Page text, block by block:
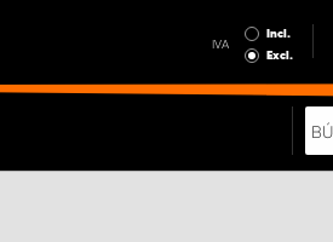
IVA
Incl.
Excl.